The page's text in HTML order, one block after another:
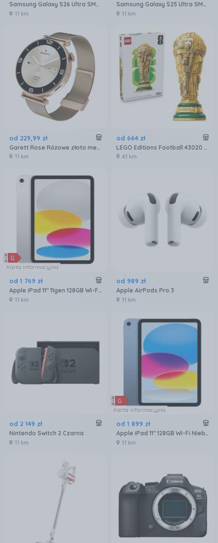
Samsung Galaxy S26 Ultra SM-S948 5G 12/256GB Czarny
11 km
Samsung Galaxy S25 Ultra SM-S938 12/256GB Tytanowy Czarny
11 km
od 229,99 zł
Garett Rose Różowe złoto mesh
11 km
od 664 zł
LEGO Editions Football 43020 Oficjalny Puchar Świata FIFA
41 km
Karta informacyjna
od 1 769 zł
Apple iPad 11" 11gen 128GB Wi-Fi Srebrny (MD3Y4HCA)
11 km
od 989 zł
Apple AirPods Pro 3
11 km
od 2 149 zł
Nintendo Switch 2 Czarna
11 km
Karta informacyjna
od 1 899 zł
Apple iPad 11" 128GB Wi-Fi Niebieski (MD4A4HCA)
11 km